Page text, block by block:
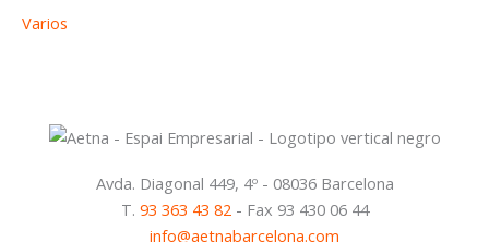
Varios
Avda. Diagonal 449, 4º - 08036 Barcelona
T. 93 363 43 82- Fax 93 430 06 44
info@aetnabarcelona.com